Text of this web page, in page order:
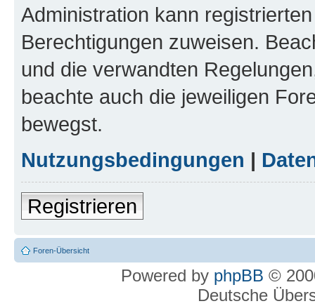
Administration kann
Berechtigungen zuweisen.
und die verwandten
beachte auch die jeweiligen
bewegst.
Nutzungsbedingungen |
Registrieren
Foren-Übersicht
Powered by phpBB ©
Deutsche